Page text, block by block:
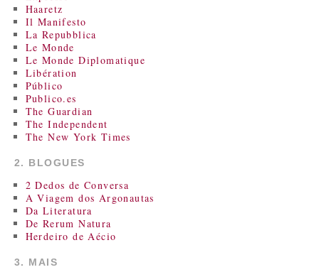
Haaretz
Il Manifesto
La Repubblica
Le Monde
Le Monde Diplomatique
Libération
Público
Publico.es
The Guardian
The Independent
The New York Times
2. BLOGUES
2 Dedos de Conversa
A Viagem dos Argonautas
Da Literatura
De Rerum Natura
Herdeiro de Aécio
3. MAIS